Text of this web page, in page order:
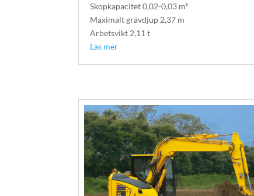
Skopkapacitet 0,02-0,03 m³
Maximalt grävdjup 2,37 m
Arbetsvikt 2,11 t
Läs mer